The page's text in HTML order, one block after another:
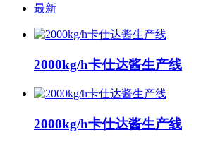
最新
2000kg/h卡仕达酱生产线
2000kg/h卡仕达酱生产线